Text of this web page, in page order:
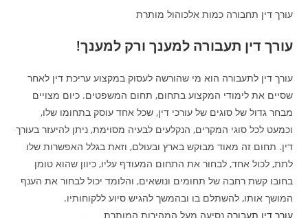
עורך דין תחבורה כמות אלכוהול מותרת
עורך דין תעבורה למענך ורק למענך!
עורך דין לתעבורה הוא מי שהורשה לעסוק במקצוע עריכת דין לאחר
שסיים את לימודי המקצוע בתחום, תחום המשפטים. כיום מצויים
מבחר גדול של סוגים של עורכי דין, שכל אחד עוסק בתחומו שלו,
וכמעט לכל סוגי המקרים, הנקלעים לבעיה מסוימת, ניתן להיעזר בעורך
דין. תחום זה מאוד מבוקש בארץ ובעולם, וזאת בגלל האפשרות שלו
לתת, לכול אחד, לבחור את התחום המעודף עליו, כיוון שהוא טומן
בחובו קשת רחבה של תחומים ונושאים, והלומד יכול לבחור את הענף
המושך אותו, להשתלם בו ובהמשך להגיש סיוע ללקוחותיו.
עורך דין תעבורהנסיעה מעל המהירות המותרת